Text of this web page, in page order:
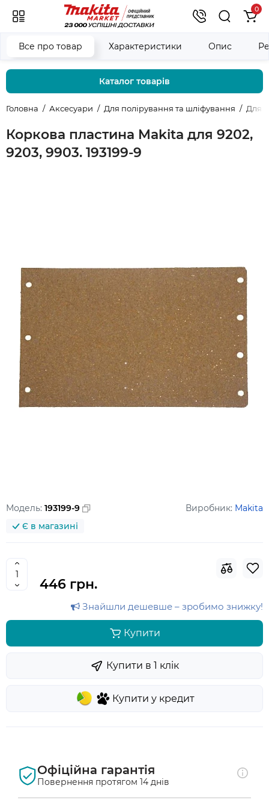
0
Каталог товарів
Головна Аксесуари Для полірування та шліфування Для
Коркова пластина Makita для 9202,
9203, 9903. 193199-9
Все про товар Характеристики Опис
Модель: 193199-9 Виробник: Makita
Є в магазині
446 грн.
Знайшли дешевше – зробимо знижку!
Купити
Купити у кредит
Купити в 1 клiк
Офіційна гарантія
Повернення протягом 14 днів